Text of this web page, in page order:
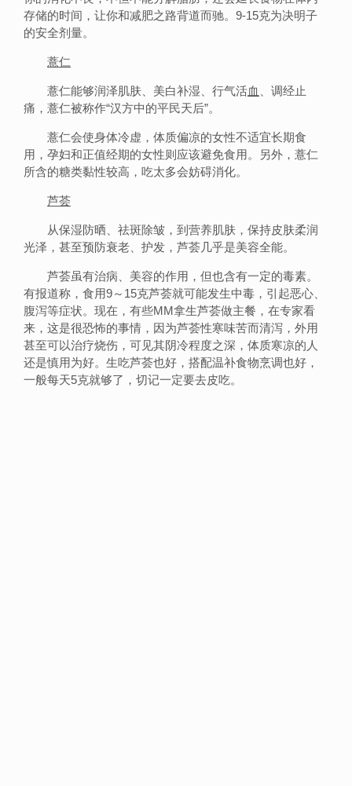
存储的时间，让你和减肥之路背道而驰。9-15克为决明子
的安全剂量。
薏仁
薏仁能够润泽肌肤、美白补湿、行气活血
、调经止
痛，薏仁被称作“汉方中的平民天后”。
薏仁会使身体冷虚，体质偏凉的女性不适宜长期食
用，孕妇和正值经期的女性则应该避免食用。另外，薏仁
所含的糖类黏性较高，吃太多会妨碍消化。
芦荟
从保湿防晒、祛斑除皱，到营养肌肤，保持皮肤柔润
光泽，甚至预防衰老、护发，芦荟几乎是美容全能。
芦荟虽有治病、美容的作用，但也含有一定的毒素。
有报道称，食用9～15克芦荟就可能发生中毒，引起恶心、
腹泻等症状。现在，有些MM拿生芦荟做主餐，在专家看
来，这是很恐怖的事情，因为芦荟性寒味苦而清泻，外用
甚至可以治疗烧伤，可见其阴冷程度之深，体质寒凉的人
还是慎用为好。生吃芦荟也好，搭配温补食物烹调也好，
一般每天5克就够了，切记一定要去皮吃。